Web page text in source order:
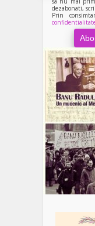
dezabonati,
Prin